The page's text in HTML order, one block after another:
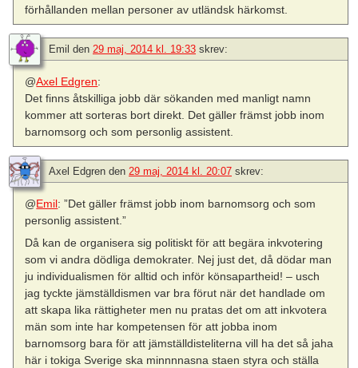
förhållanden mellan personer av utländsk härkomst.
Emil den 29 maj, 2014 kl. 19:33 skrev:
@Axel Edgren:
Det finns åtskilliga jobb där sökanden med manligt namn
kommer att sorteras bort direkt. Det gäller främst jobb inom
barnomsorg och som personlig assistent.
Axel Edgren den 29 maj, 2014 kl. 20:07 skrev:
@Emil: ”Det gäller främst jobb inom barnomsorg och som
personlig assistent.”
Då kan de organisera sig politiskt för att begära inkvotering
som vi andra dödliga demokrater. Nej just det, då dödar man
ju individualismen för alltid och inför könsapartheid! – usch
jag tyckte jämställdismen var bra förut när det handlade om
att skapa lika rättigheter men nu pratas det om att inkvotera
män som inte har kompetensen för att jobba inom
barnomsorg bara för att jämställdisteliterna vill ha det så jaha
här i tokiga Sverige ska minnnnasna staen styra och ställa